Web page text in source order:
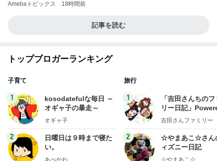
Amebaトピックス 18時間前
記事を読む
トップブロガーランキング
子育て
1
kosodatefulな毎日 ～
オギャ子の暴走～
オギャ子
2
日曜日は９時まで寝た
い。
あべかわ
旅行
1
「吉田さんちの
リー日記」
y Ameba 吉田さ
ログ
吉田さんファミリー
2
☆やまあこ☆さん
ィズニー日記
☆やまあこ☆